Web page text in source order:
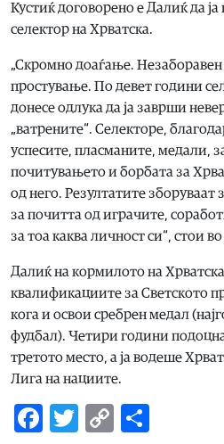
Кустиќ договорено е Далиќ да
селектор на Хрватска.
„Скромно доаѓање.
простување. По девет години
донесе одлука да ја заврши
„ватрените“. Селекторе,
успесите, пласманите, медали,
почитувањето и борбата за
од него. Резултатите зборуваат
за почитта од играчите,
за тоа каква личност си“, стои
Далиќ на кормилото на
квалификациите за Светското
кога и освои сребрен медал
фудбал). Четири години
третото место, а ја водеше
Лига на нациите.
Facebook
Twitter
Copy